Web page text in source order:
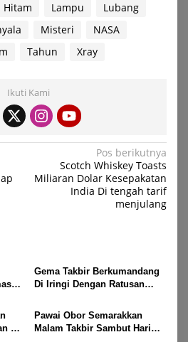
Hitam Lampu
Lubang
Misteri
NASA
Tahun Xray
Ikuti Kami
Pos berikutnya
Scotch Whiskey Toasts
Miliaran Dolar Kesepakatan
India Di tengah tarif
menjulang
Gema Takbir Berkumandang
Di Iringi Dengan Ratusan
Rayakan Kemenangan Idul
Fitri 1447 H
PT
Pawai Obor Semarakkan
Malam Takbir Sambut Hari